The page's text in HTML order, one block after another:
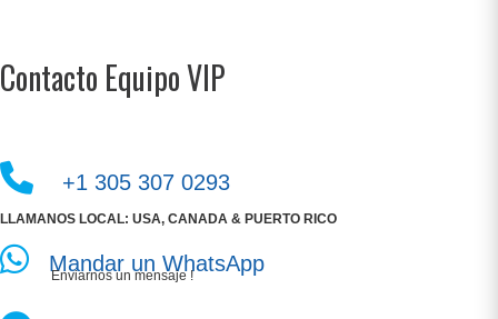
Contacto Equipo VIP
+1 305 307 0293
LLAMANOS LOCAL: USA, CANADA & PUERTO RICO
Mandar un WhatsApp
Enviarnos un mensaje !